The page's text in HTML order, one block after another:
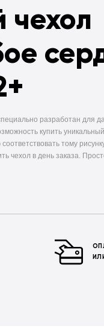
разработан для
купить
тому
чехол в день заказа.